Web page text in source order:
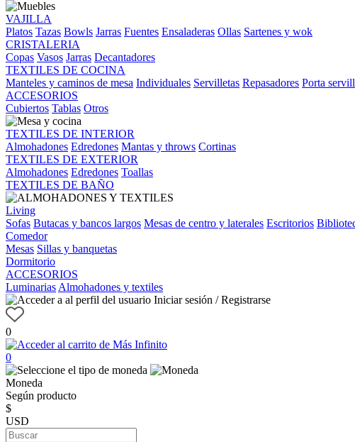
VAJILLA
Platos Tazas Bowls Jarras Fuentes Ensaladeras Ollas Sartenes y wok
CRISTALERIA
Copas Vasos Jarras Decantadores
TEXTILES DE COCINA
Manteles y caminos de mesa Individuales Servilletas Repasadores Porta
ACCESORIOS
Cubiertos Tablas Otros
TEXTILES DE INTERIOR
Almohadones Edredones Mantas y throws Cortinas
TEXTILES DE EXTERIOR
Almohadones Edredones Toallas
TEXTILES DE BAÑO
Living
Sofas Butacas y bancos largos Mesas de centro y laterales Escritorios
Comedor
Mesas Sillas y banquetas
Dormitorio
ACCESORIOS
Luminarias Almohadones y textiles
Iniciar sesión / Registrarse
0
0
Moneda
Según producto
$
USD